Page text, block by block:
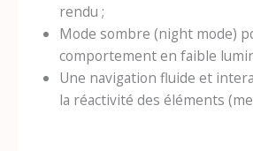
rendu ;
Mode sombre (night mode)
comportement en faible
Une navigation fluide et
la réactivité des éléments